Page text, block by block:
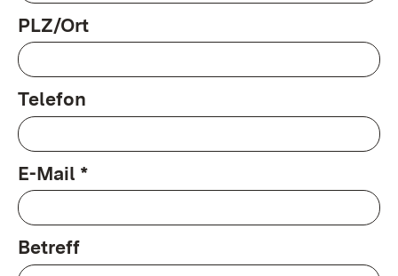
PLZ/Ort
Telefon
E-Mail *
Betreff